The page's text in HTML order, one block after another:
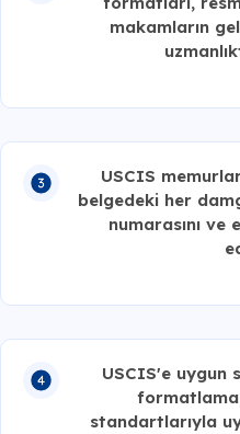
makamların
USCIS
belgedeki her
numarasını ve
USCIS'e uygun
standartlarıyla